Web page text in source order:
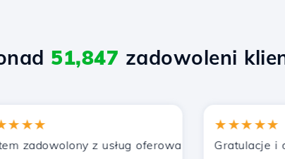
51,847 zadowoleni
techniczne.
zadowolony z usług oferowanych przez Hostico.
★★★★★
Gratulacje i